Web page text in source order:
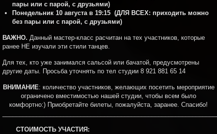
пары или с парой, с друзьями)
Понедельник 10 августа в 19:15 (ДЛЯ ВСЕХ: приходить можно
без пары или с парой, с друзьями)
ВАЖНО. Данный мастер-класс расчитан на тех участников, которые
ранее НЕ изучали эти стили танцев.
Для тех, кто уже занимался сальсой или бачатой, предусмотрены
другие даты. Просьба уточнять по тел студии 8 921 881 65 14
ВНИМАНИЕ: количество участников, желающих посетить мероприятие
ограничено вместимостью нашей студии, чтобы всем было
комфортно:) Приобретайте билеты, пожалуйста, заранее. Спасибо!
СТОИМОСТЬ УЧАСТИЯ: